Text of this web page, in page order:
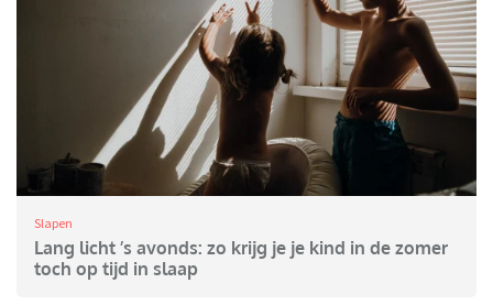
Slapen
Lang licht ’s avonds: zo krijg je je kind in de zomer
toch op tijd in slaap